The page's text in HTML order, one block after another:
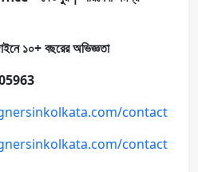
১০+ বছরের অভিজ্ঞতা
contact
contact